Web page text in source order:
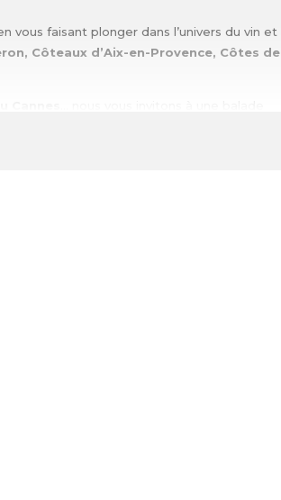
vous faisant plonger dans l’univers du vin et
Côteaux d’Aix-en-Provence, Côtes de